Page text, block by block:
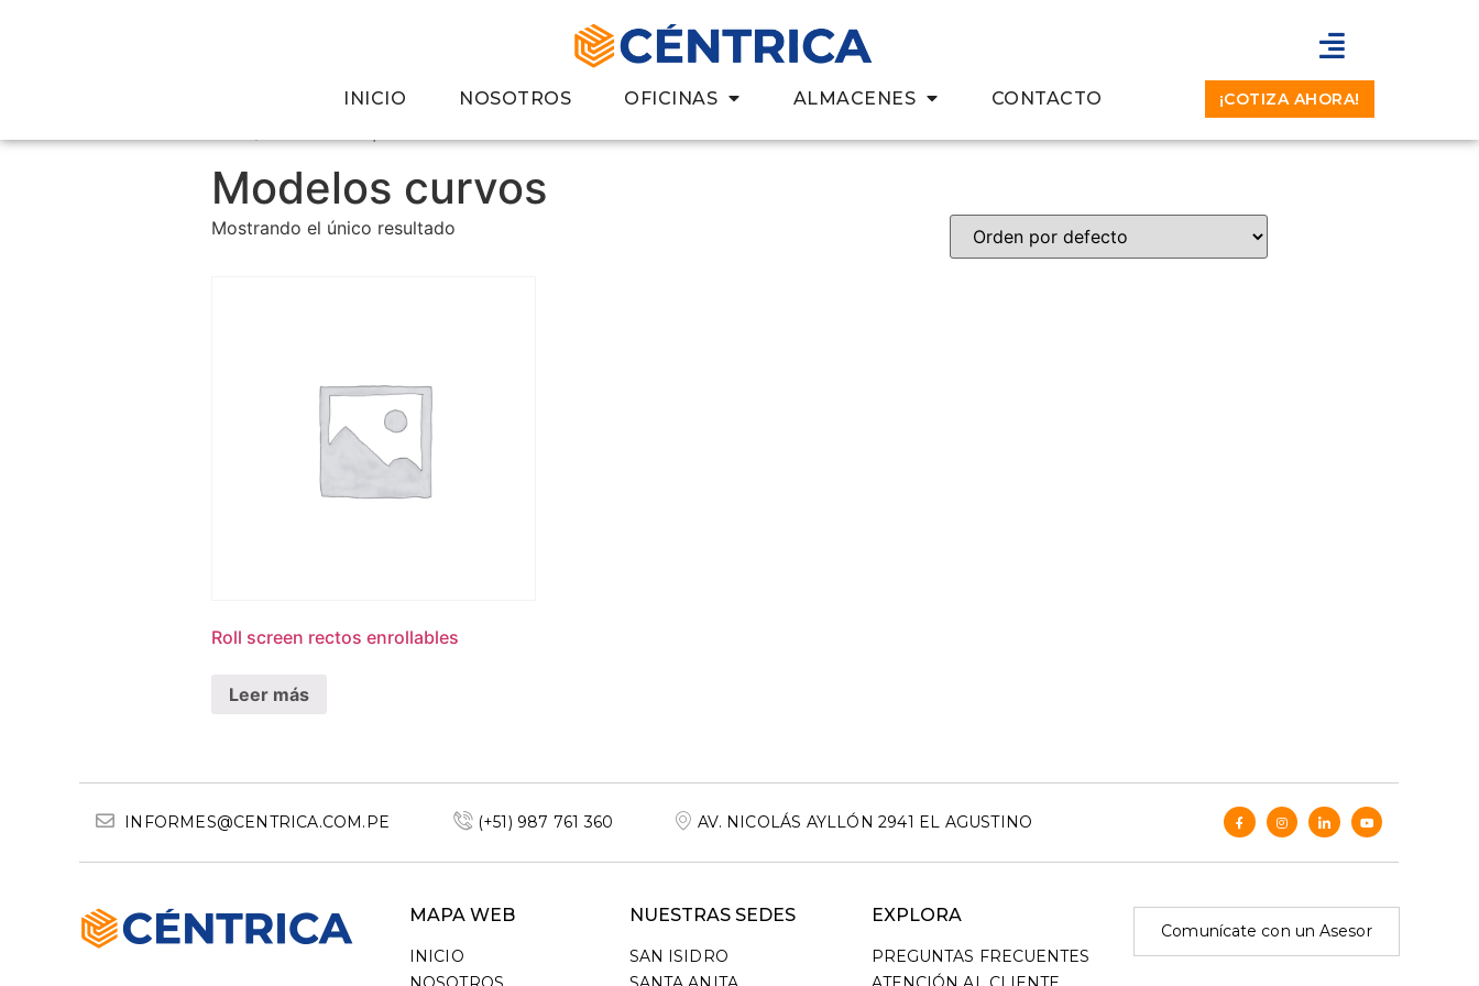
INICIO NOSOTROS OFICINAS ALMACENES CONTACTO
¡COTIZA AHORA!
Modelos curvos
Mostrando el único resultado
Roll screen rectos enrollables
Leer más
INFORMES@CENTRICA.COM.PE (+51) 987 761 360 AV. NICOLÁS AYLLÓN 2941 EL AGUSTINO
MAPA WEB
INICIO
NUESTRAS SEDES
SAN ISIDRO
EXPLORA
PREGUNTAS FRECUENTES
Comunícate con un Asesor